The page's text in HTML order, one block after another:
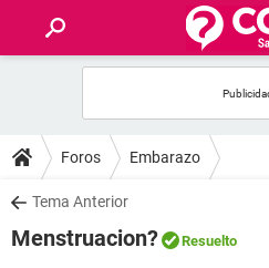
FOROS
SALUD
Foros Embarazo
Tema Anterior
Menstruacion? Resuelto